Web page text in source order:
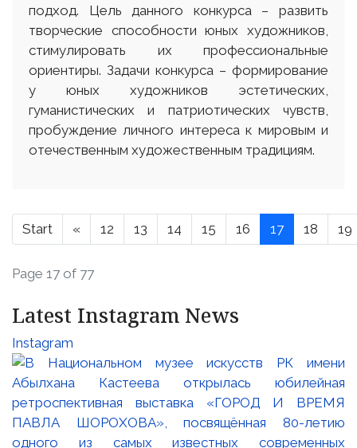
подход. Цель данного конкурса – развить
творческие способности юных художников,
стимулировать их профессиональные
ориентиры. Задачи конкурса – формирование
у юных художников эстетических,
гуманистических и патриотических чувств,
пробуждение личного интереса к мировым и
отечественным художественным традициям.
Start « 12 13 14 15 16 17 18 19
Page 17 of 77
Latest Instagram News
Instagram